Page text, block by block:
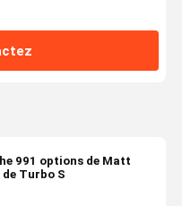
991 options de Matt
de Turbo S